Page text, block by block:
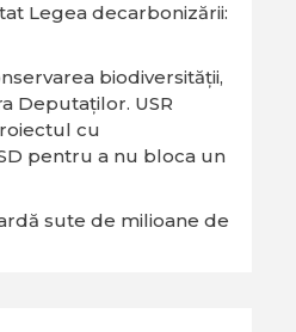
Legea decarbonizării:
biodiversităţii,
Deputaţilor. USR
cu
pentru a nu bloca un
sute de milioane de